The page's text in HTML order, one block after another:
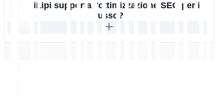
MultiLipi supporta l'ottimizzazione SEO per il
russo?